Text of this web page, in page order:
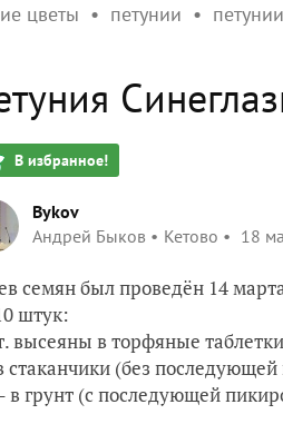
цветы петунии
В избранное!
Bykov
Андрей Быков
Кетово 18
семян был проведён 14
штук:
высеяны в торфяные
стаканчики (без
в грунт (с последующей